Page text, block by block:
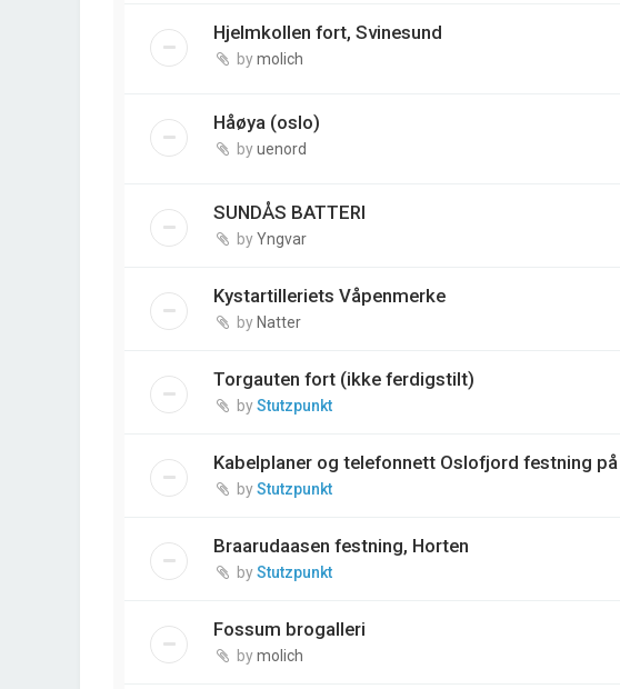
Hjelmkollen fort, Svinesund
bymolich
Håøya (oslo)
byuenord
SUNDÅS BATTERI
byYngvar
Kystartilleriets Våpenmerke
by Natter
Torgauten fort (ikke ferdigstilt)
byStutzpunkt
Kabelplaner og telefonnett Oslofjord festning
byStutzpunkt
Braarudaasen festning, Horten
byStutzpunkt
Fossum brogalleri
bymolich